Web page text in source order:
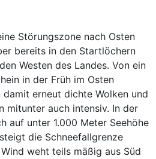
Störungszone nach Osten
bereits in den Startlöchern
Westen des Landes. Von ein
in der Früh im Osten
erneut dichte Wolken und
mitunter auch intensiv. In der
auf unter 1.000 Meter Seehöhe
die Schneefallgrenze
weht teils mäßig aus Süd